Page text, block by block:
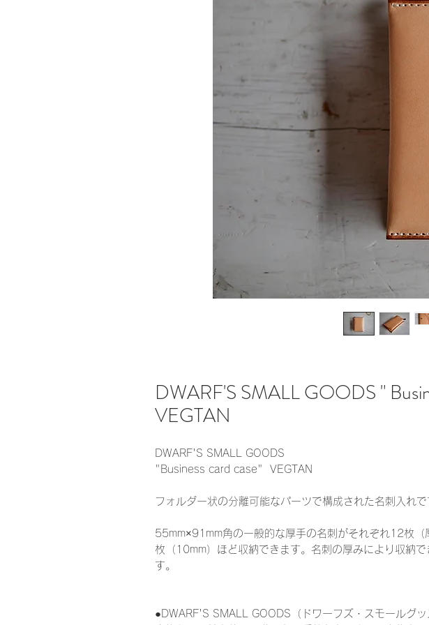
DWARF'S SMALL GOODS "
VEGTAN
DWARF'S SMALL GOODS
"Business card case" VEGTAN
フォルダー状の分離可能なパーツで構成された名刺入れで
55mm×91mm角の一般的な厚手の名刺がそれぞれ12枚
枚（10mm）ほど収納できます。名刺の厚みにより収納で
す。
●DWARF'S SMALL GOODS（ドワーフズ・スモールグ